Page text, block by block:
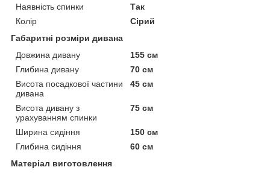
Наявність спинки
Так
Колір
Сірий
Габаритні розміри дивана
Довжина дивану
155 см
Глибина дивану
70 см
Висота посадкової частини
дивана
45 см
Висота дивану з
урахуванням спинки
75 см
Ширина сидіння
150 см
Глибина сидіння
60 см
Матеріал виготовлення